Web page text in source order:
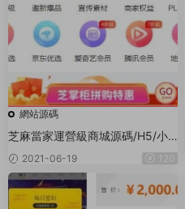
網站源碼
芝麻當家運營級商城源碼/H5/小
程序/網頁
2021-06-19 120